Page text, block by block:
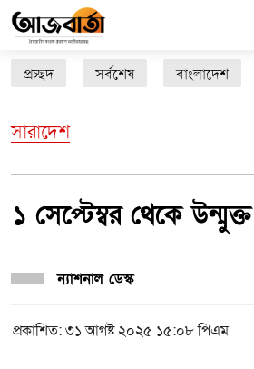
প্রচ্ছদ সর্বশেষ বাংলাদেশ
সারাদেশ
১ সেপ্টেম্বর থেকে
ন্যাশনাল ডেস্ক
প্রকাশিত: ৩১ আগষ্ট ২০২৫ ১৫:০৮ পিএম